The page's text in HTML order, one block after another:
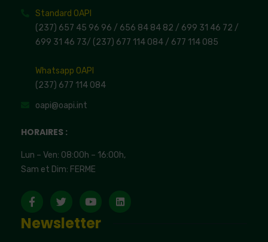
Standard OAPI
(237) 657 45 96 96 / 656 84 84 82 / 699 31 46 72 /
699 31 46 73/ (237) 677 114 084 / 677 114 085
Whatsapp OAPI
(237) 677 114 084
oapi@oapi.int
HORAIRES :
Lun – Ven: 08:00h – 16:00h,
Sam et Dim: FERME
Newsletter